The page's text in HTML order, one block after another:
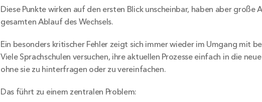
Diese Punkte wirken auf den ersten Blick unscheinbar, haben aber große
gesamten Ablauf des Wechsels.
Ein besonders kritischer Fehler zeigt sich immer wieder im Umgang mit
Viele Sprachschulen versuchen, ihre aktuellen Prozesse einfach in die
ohne sie zu hinterfragen oder zu vereinfachen.
Das führt zu einem zentralen Problem: